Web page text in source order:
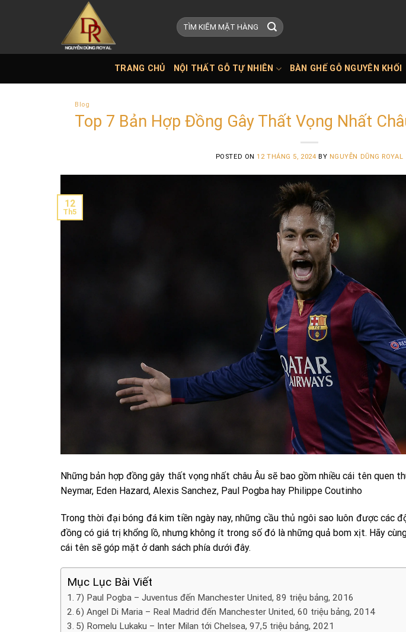
Tìm
kiếm:
TRANG CHỦ NỘI THẤT GỖ TỰ NHIÊN BÀN GHẾ GỖ NGUYÊN KHỐI
Blog
Top 7 Bản Hợp Đồng Gây Thất Vọng Nhất
POSTED ON12 THÁNG 5, 2024 BY NGUYỄN DŨNG ROYAL
12
Th5
Những bản hợp đồng gây thất vọng nhất châu Âu sẽ bao gồm nhiều cái tên quen
Neymar, Eden Hazard, Alexis Sanchez, Paul Pogba hay Philippe Coutinho
Trong thời đại bóng đá kim tiền ngày nay, những cầu thủ ngôi sao luôn được các
đồng có giá trị khổng lồ, nhưng không ít trong số đó là những quả bom xịt. Hãy
cái tên sẽ góp mặt ở danh sách phía dưới đây.
Mục Lục Bài Viết
7) Paul Pogba – Juventus đến Manchester United, 89 triệu bảng, 2016
6) Angel Di Maria – Real Madrid đến Manchester United, 60 triệu bảng, 2014
5) Romelu Lukaku – Inter Milan tới Chelsea, 97,5 triệu bảng, 2021